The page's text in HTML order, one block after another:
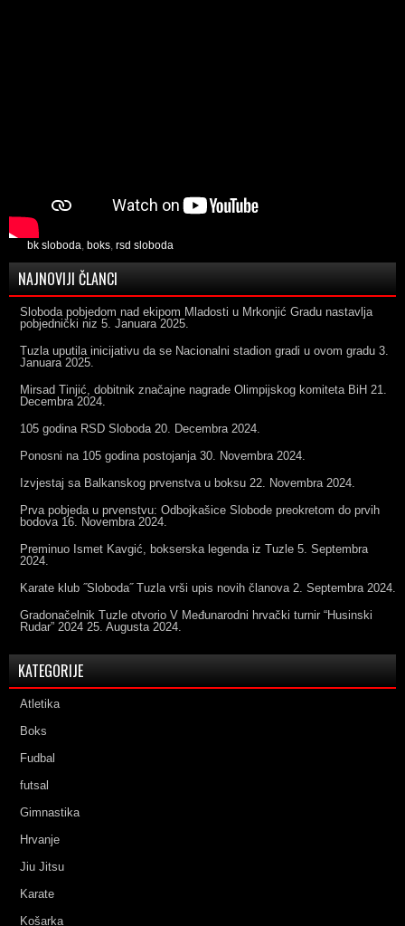
bk sloboda, boks, rsd sloboda
NAJNOVIJI ČLANCI
Sloboda pobjedom nad ekipom Mladosti u Mrkonjić Gradu nastavlja
pobjednički niz 5. Januara 2025.
Tuzla uputila inicijativu da se Nacionalni stadion gradi u ovom gradu 3.
Januara 2025.
Mirsad Tinjić, dobitnik značajne nagrade Olimpijskog komiteta BiH 21.
Decembra 2024.
105 godina RSD Sloboda 20. Decembra 2024.
Ponosni na 105 godina postojanja 30. Novembra 2024.
Izvjestaj sa Balkanskog prvenstva u boksu 22. Novembra 2024.
Prva pobjeda u prvenstvu: Odbojkašice Slobode preokretom do prvih
bodova 16. Novembra 2024.
Preminuo Ismet Kavgić, bokserska legenda iz Tuzle 5. Septembra
2024.
Karate klub ˝Sloboda˝ Tuzla vrši upis novih članova 2. Septembra 2024.
Gradonačelnik Tuzle otvorio V Međunarodni hrvački turnir “Husinski
Rudar” 2024 25. Augusta 2024.
KATEGORIJE
Atletika
Boks
Fudbal
futsal
Gimnastika
Hrvanje
Jiu Jitsu
Karate
Košarka